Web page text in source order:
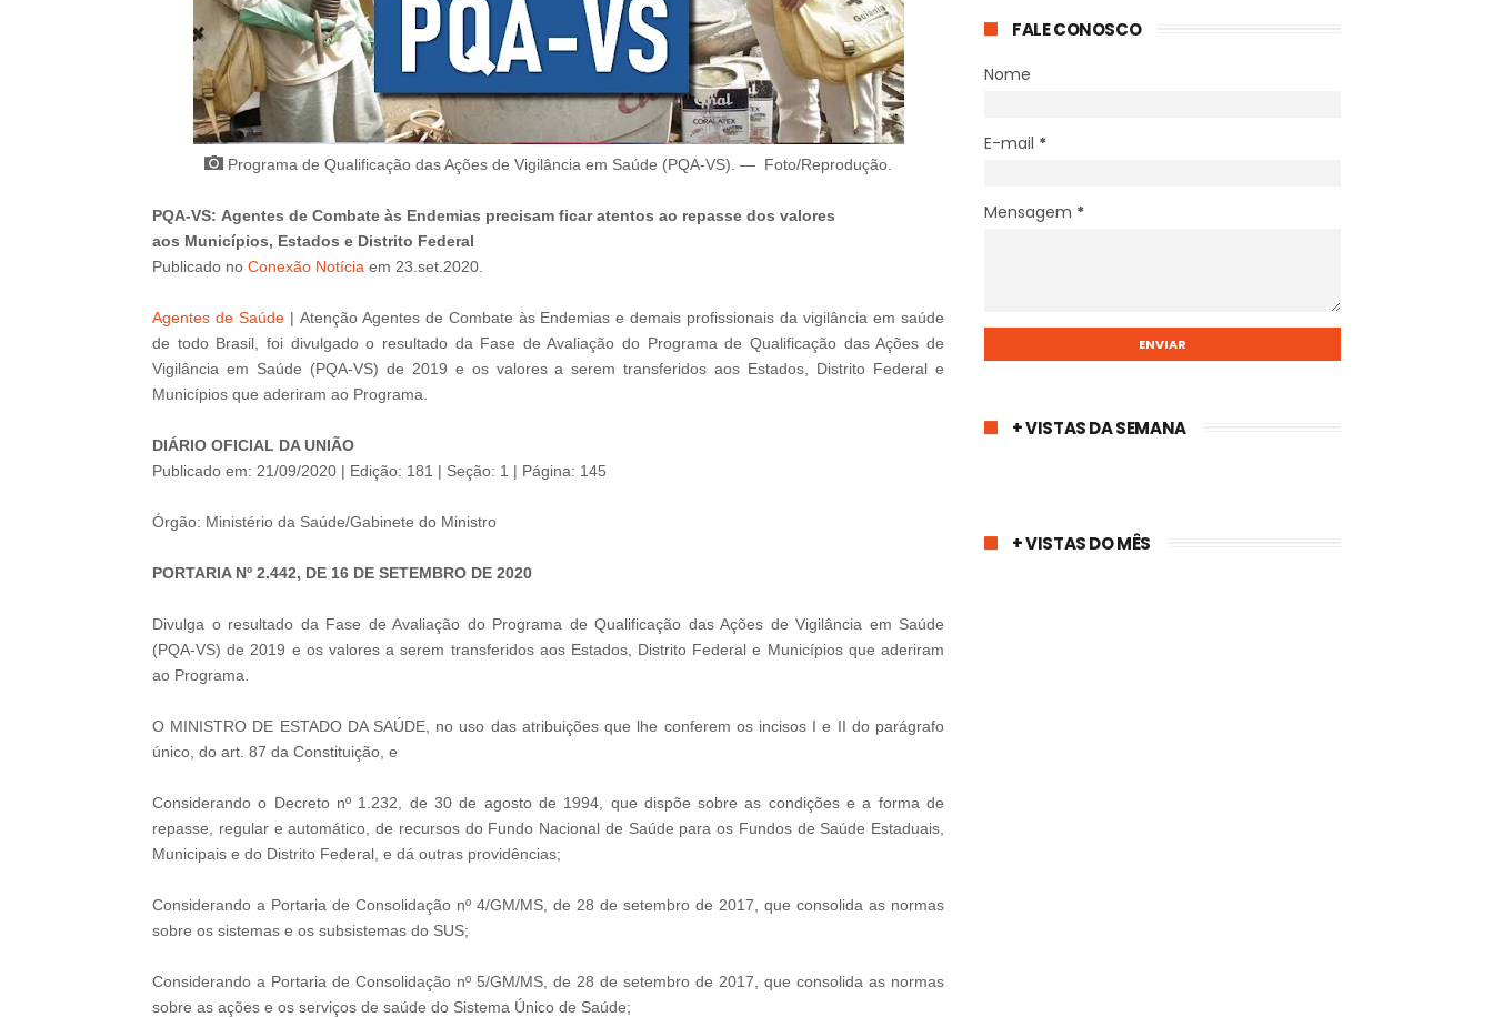
Programa de Qualificação das Ações de Vigilância em Saúde (PQA-VS). — Foto/Reprodução
PQA-VS: Agentes de Combate às Endemias precisam ficar atentos ao repasse dos valores
aos Municípios, Estados e Distrito Federal
Publicado no Conexão Notícia em 23.set.2020.
Agentes de Saúde| Atenção Agentes de Combate às Endemias e demais profissionais da vigilância em saúde
de todo Brasil, foi divulgado o resultado da Fase de Avaliação do Programa de Qualificação das Ações de
Vigilância em Saúde (PQA-VS) de 2019 e os valores a serem transferidos aos Estados, Distrito Federal e
Municípios que aderiram ao Programa.
DIÁRIO OFICIAL DA UNIÃO
Publicado em: 21/09/2020 | Edição: 181 | Seção: 1 | Página: 145
Órgão: Ministério da Saúde/Gabinete do Ministro
PORTARIA Nº 2.442, DE 16 DE SETEMBRO DE 2020
Divulga o resultado da Fase de Avaliação do Programa de Qualificação das Ações de Vigilância em Saúde
(PQA-VS) de 2019 e os valores a serem transferidos aos Estados, Distrito Federal e Municípios que aderiram
ao Programa.
O MINISTRO DE ESTADO DA SAÚDE, no uso das atribuições que lhe conferem os incisos I e II do parágrafo
único, do art. 87 da Constituição, e
Considerando o Decreto nº 1.232, de 30 de agosto de 1994, que dispõe sobre as condições e a forma de
repasse, regular e automático, de recursos do Fundo Nacional de Saúde para os Fundos de Saúde Estaduais,
Municipais e do Distrito Federal, e dá outras providências;
Considerando a Portaria de Consolidação nº 4/GM/MS, de 28 de setembro de 2017, que consolida as normas
sobre os sistemas e os subsistemas do SUS;
Considerando a Portaria de Consolidação nº 5/GM/MS, de 28 de setembro de 2017, que consolida as normas
sobre as ações e os serviços de saúde do Sistema Único de Saúde;
FALE CONOSCO
Nome
E-mail *
Mensagem *
+ VISTAS DA SEMANA
+ VISTAS DO MÊS